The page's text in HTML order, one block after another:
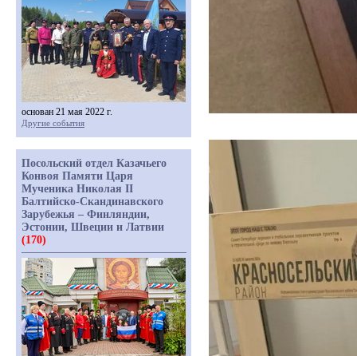
основан 21 мая 2022 г.
Другие события
Посольский отдел Казачьего
Конвоя Памяти Царя
Мученика Николая II
Балтийско-Скандинавского
Зарубежья – Финляндии,
Эстонии, Швеции и Латвии
(170)